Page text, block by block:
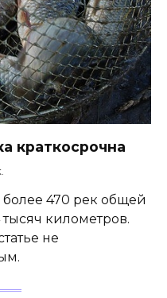
краткосрочна
более 470 рек общей
километров.
не